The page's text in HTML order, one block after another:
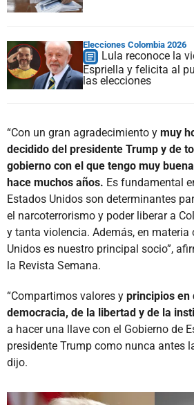
Elecciones Colombia 2026
Lula reconoce la
Espriella y felicita al
las elecciones
“Con un gran agradecimiento y muy
decidido del presidente Trump y de
gobierno con el que tengo muy
hace muchos años. Es fundamental
Estados Unidos son determinantes
el narcoterrorismo y poder liberar a
y tanta violencia. Además, en materia
Unidos es nuestro principal socio”,
la Revista Semana.
“Compartimos valores y principios en
democracia, de la libertad y de la
a hacer una llave con el Gobierno de
presidente Trump como nunca antes
dijo.